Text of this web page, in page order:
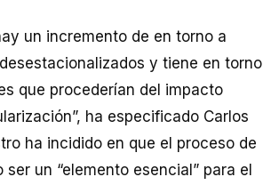
un incremento de en torno a
y tiene en torno
que procederían del impacto
ha especificado Carlos
ha incidido en que el proceso de
un “elemento esencial” para el